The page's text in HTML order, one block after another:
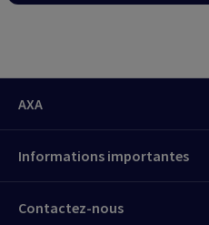
Connectez-vous
AXA
Informations importantes
Contactez-nous